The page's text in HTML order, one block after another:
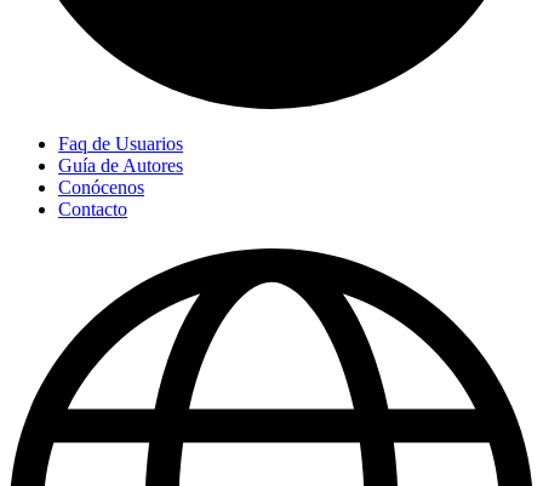
Faq de Usuarios
Guía de Autores
Conócenos
Contacto